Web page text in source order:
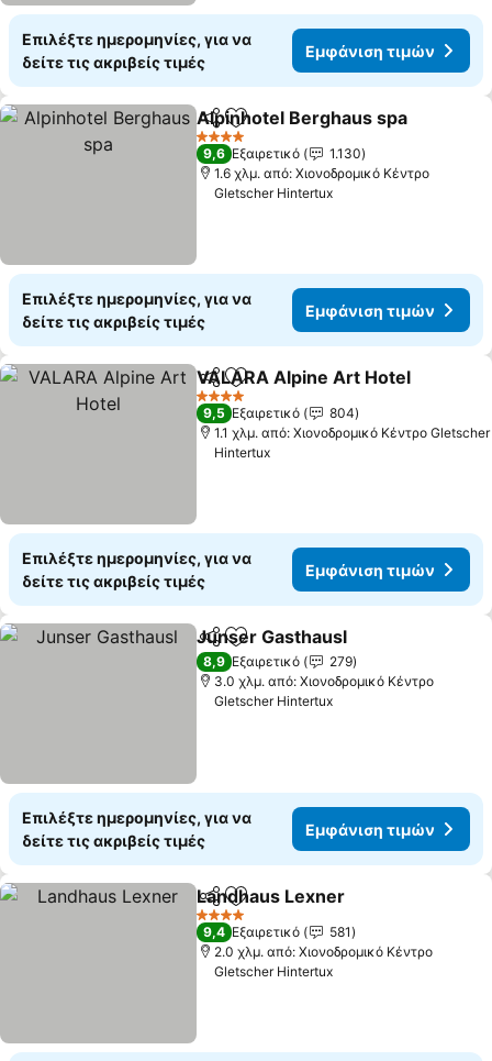
Επιλέξτε ημερομηνίες, για να
δείτε τις ακριβείς τιμές
Εμφάνιση τιμών
Κοινοποίηση
Προσθήκη στα αγαπημένα
Alpinhotel Berghaus spa
4 Αστέρια
9,6 Εξαιρετικό
1.130
1.6 χλμ. από: Χιονοδρομικό Κέντρο
Gletscher Hintertux
Επιλέξτε ημερομηνίες, για να
δείτε τις ακριβείς τιμές
Εμφάνιση τιμών
Κοινοποίηση
Προσθήκη στα αγαπημένα
VALARA Alpine Art Hotel
4 Αστέρια
9,5 Εξαιρετικό
804
1.1 χλμ. από: Χιονοδρομικό Κέντρο Gletscher
Hintertux
Επιλέξτε ημερομηνίες, για να
δείτε τις ακριβείς τιμές
Εμφάνιση τιμών
Κοινοποίηση
Προσθήκη στα αγαπημένα
Junser Gasthausl
8,9 Εξαιρετικό
279
3.0 χλμ. από: Χιονοδρομικό Κέντρο
Gletscher Hintertux
Επιλέξτε ημερομηνίες, για να
δείτε τις ακριβείς τιμές
Εμφάνιση τιμών
Κοινοποίηση
Προσθήκη στα αγαπημένα
Landhaus Lexner
4 Αστέρια
9,4 Εξαιρετικό
581
2.0 χλμ. από: Χιονοδρομικό Κέντρο
Gletscher Hintertux